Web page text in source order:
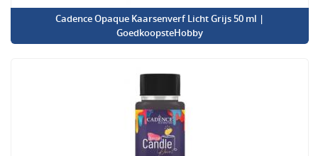
Cadence Opaque Kaarsenverf Licht Grijs 50 ml |
GoedkoopsteHobby